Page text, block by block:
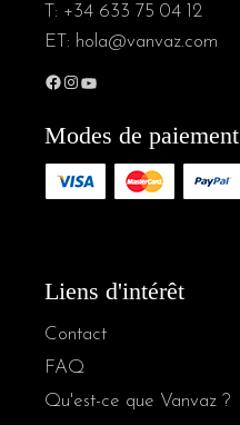
T: +34 633 75 04 12
ET: hola@vanvaz.com
Modes de paiement
Liens d'intérêt
Contact
FAQ
Qu'est-ce que Vanvaz ?